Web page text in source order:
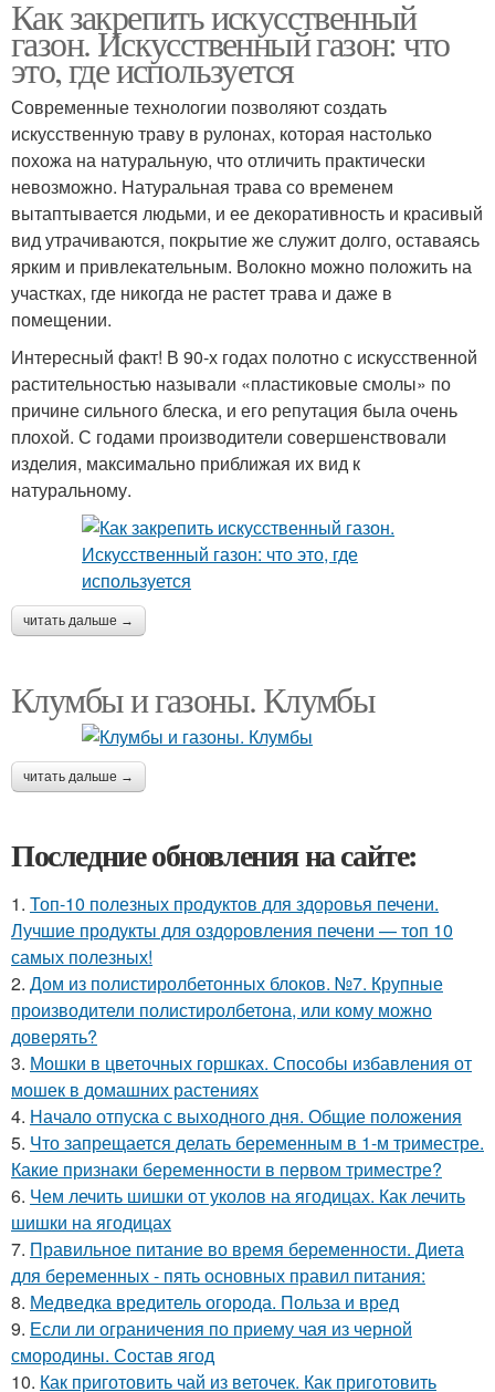
Как закрепить искусственный
газон. Искусственный газон: что
это, где используется
Современные технологии позволяют создать
искусственную траву в рулонах, которая настолько
похожа на натуральную, что отличить практически
невозможно. Натуральная трава со временем
вытаптывается людьми, и ее декоративность и красивый
вид утрачиваются, покрытие же служит долго, оставаясь
ярким и привлекательным. Волокно можно положить на
участках, где никогда не растет трава и даже в
помещении.
Интересный факт! В 90-х годах полотно с искусственной
растительностью называли «пластиковые смолы» по
причине сильного блеска, и его репутация была очень
плохой. С годами производители совершенствовали
изделия, максимально приближая их вид к
натуральному.
читать дальше →
Клумбы и газоны. Клумбы
читать дальше →
Последние обновления на сайте:
1. Топ-10 полезных продуктов для здоровья печени.
Лучшие продукты для оздоровления печени — топ 10
самых полезных!
2. Дом из полистиролбетонных блоков. №7. Крупные
производители полистиролбетона, или кому можно
доверять?
3. Мошки в цветочных горшках. Способы избавления от
мошек в домашних растениях
4. Начало отпуска с выходного дня. Общие положения
5. Что запрещается делать беременным в 1-м триместре.
Какие признаки беременности в первом триместре?
6. Чем лечить шишки от уколов на ягодицах. Как лечить
шишки на ягодицах
7. Правильное питание во время беременности. Диета
для беременных - пять основных правил питания:
8. Медведка вредитель огорода. Польза и вред
9. Если ли ограничения по приему чая из черной
смородины. Состав ягод
10. Как приготовить чай из веточек. Как приготовить